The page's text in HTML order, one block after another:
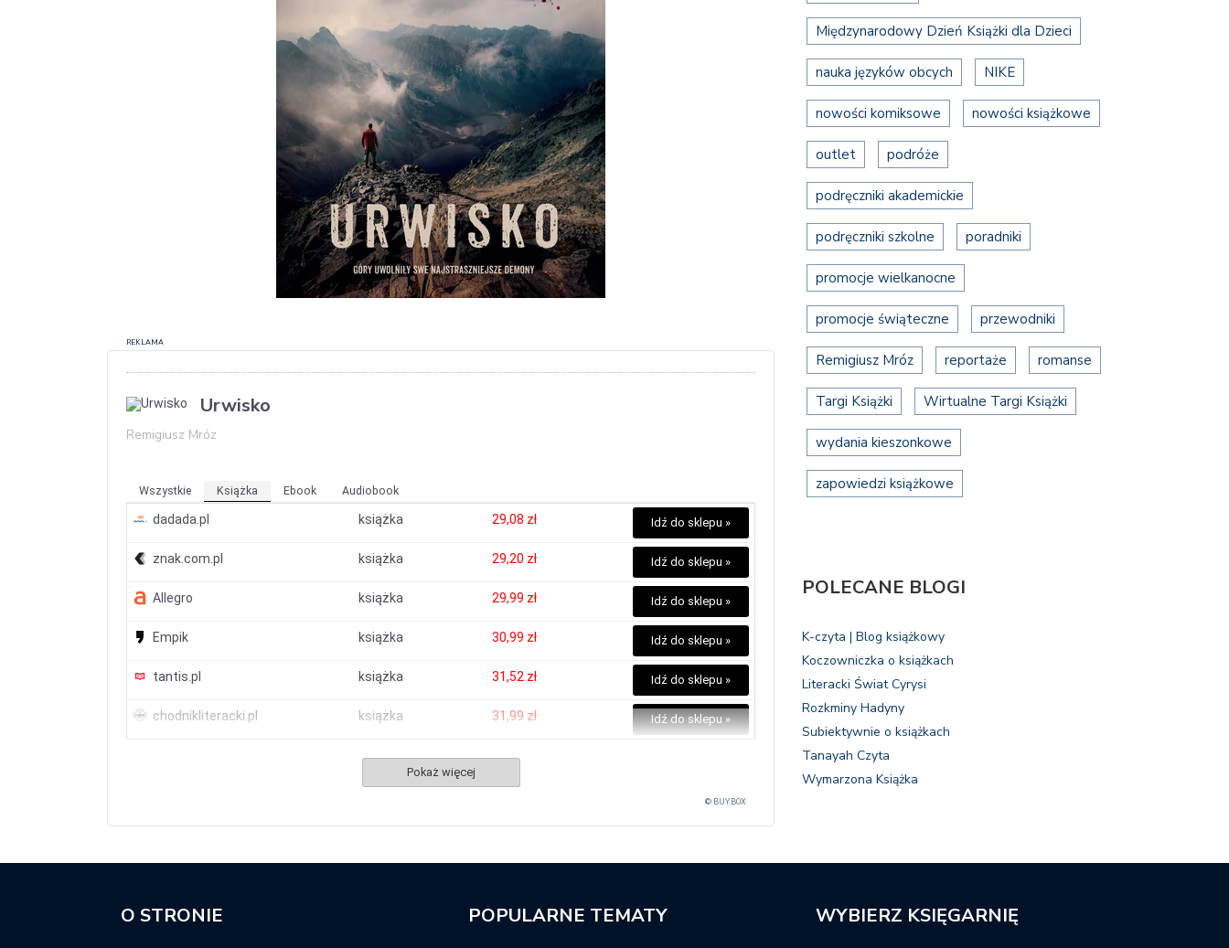
REKLAMA
Urwisko
Remigiusz Mróz
Wszystkie Książka Ebook Audiobook
dadada.pl książka 29,08 zł Idź do sklepu »
znak.com.pl książka 29,20 zł Idź do sklepu »
Allegro książka 29,99 zł Idź do sklepu »
Empik książka 30,99 zł Idź do sklepu »
tantis.pl książka 31,52 zł Idź do sklepu »
chodnikliteracki.pl książka 31,99 zł Idź do sklepu »
Pokaż więcej
© BUY.BOX
Międzynarodowy Dzień Książki dla Dzieci
nauka języków obcych NIKE
nowości komiksowe nowości książkowe
outlet podróże
podręczniki akademickie
podręczniki szkolne poradniki
promocje wielkanocne
promocje świąteczne przewodniki
Remigiusz Mróz reportaże romanse
Targi Książki Wirtualne Targi Książki
wydania kieszonkowe
zapowiedzi książkowe
POLECANE BLOGI
K-czyta | Blog książkowy
Koczowniczka o książkach
Literacki Świat Cyrysi
Rozkminy Hadyny
Subiektywnie o książkach
Tanayah Czyta
Wymarzona Książka
O STRONIE POPULARNE TEMATY WYBIERZ KSIĘGARNIĘ